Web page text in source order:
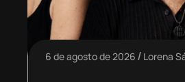
6 de agosto de 2026 Lorena